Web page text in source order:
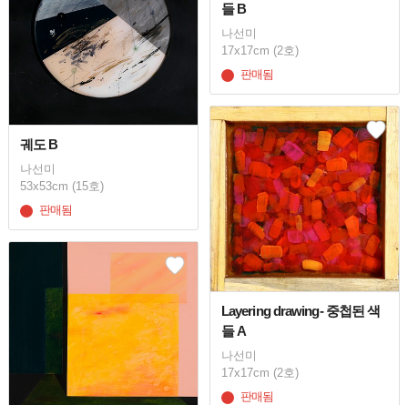
들 B
나선미
17x17cm (2호)
판매됨
궤도 B
나선미
53x53cm (15호)
판매됨
Layering drawing- 중첩된 색
들 A
나선미
17x17cm (2호)
판매됨